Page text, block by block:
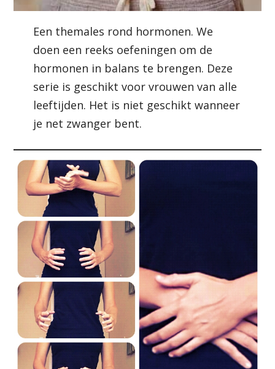
Een themales rond hormonen. We
doen een reeks oefeningen om de
hormonen in balans te brengen. Deze
serie is geschikt voor vrouwen van alle
leeftijden. Het is niet geschikt wanneer
je net zwanger bent.